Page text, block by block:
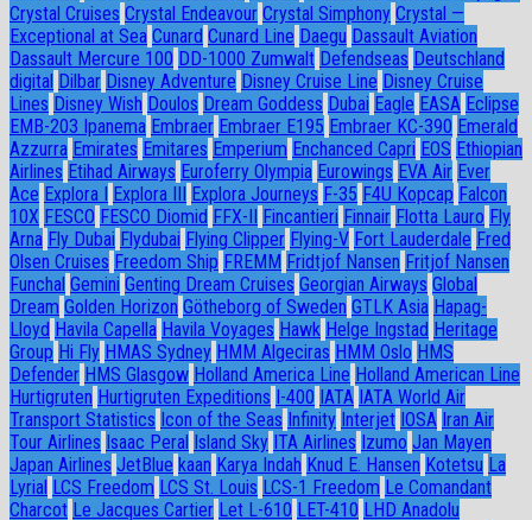
Crystal Cruises Crystal Endeavour Crystal Simphony Crystal —
Exceptional at Sea Cunard Cunard Line Daegu Dassault Aviation
Dassault Mercure 100 DD-1000 Zumwalt Defendseas Deutschland
digital Dilbar Disney Adventure Disney Cruise Line Disney Cruise
Lines Disney Wish Doulos Dream Goddess Dubai Eagle EASA Eclipse
EMB-203 Ipanema Embraer Embraer E195 Embraer KC-390 Emerald
Azzurra Emirates Emitares Emperium Enchanced Capri EOS Ethiopian
Airlines Etihad Airways Euroferry Olympia Eurowings EVA Air Ever
Ace Explora I Explora III Explora Journeys F-35 F4U Корсар Falcon
10X FESCO FESCO Diomid FFX-II Fincantieri Finnair Flotta Lauro Fly
Arna Fly Dubai Flydubai Flying Clipper Flying-V Fort Lauderdale Fred
Olsen Cruises Freedom Ship FREMM Fridtjof Nansen Fritjof Nansen
Funchal Gemini Genting Dream Cruises Georgian Airways Global
Dream Golden Horizon Götheborg of Sweden GTLK Asia Hapag-
Lloyd Havila Capella Havila Voyages Hawk Helge Ingstad Heritage
Group Hi Fly HMAS Sydney HMM Algeciras HMM Oslo HMS
Defender HMS Glasgow Holland America Line Holland American Line
Hurtigruten Hurtigruten Expeditions I-400 IATA IATA World Air
Transport Statistics Icon of the Seas Infinity Interjet IOSA Iran Air
Tour Airlines Isaac Peral Island Sky ITA Airlines Izumo Jan Mayen
Japan Airlines JetBlue kaan Karya Indah Knud E. Hansen Kotetsu La
Lyrial LCS Freedom LCS St. Louis LCS-1 Freedom Le Comandant
Charcot Le Jacques Cartier Let L-610 LET-410 LHD Anadolu